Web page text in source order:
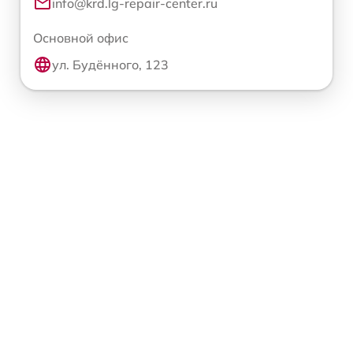
info@krd.lg-repair-center.ru
Основной офис
ул. Будённого, 123